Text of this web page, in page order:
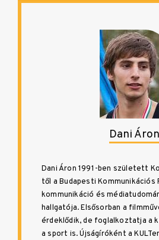
Dani Áron
Dani Áron 1991-ben született
től a Budapesti Kommunikációs
kommunikáció és
hallgatója. Elsősorban a
érdeklődik, de foglalkoztatja a
a sport is. Újságíróként a